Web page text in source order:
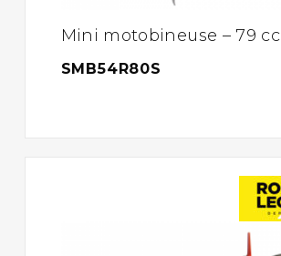
Mini motobineuse – 79 cc
SMB54R80S